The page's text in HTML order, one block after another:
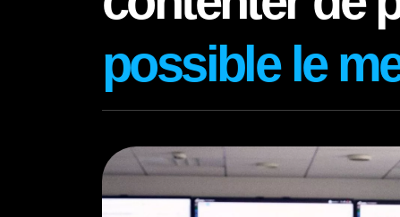
possible le